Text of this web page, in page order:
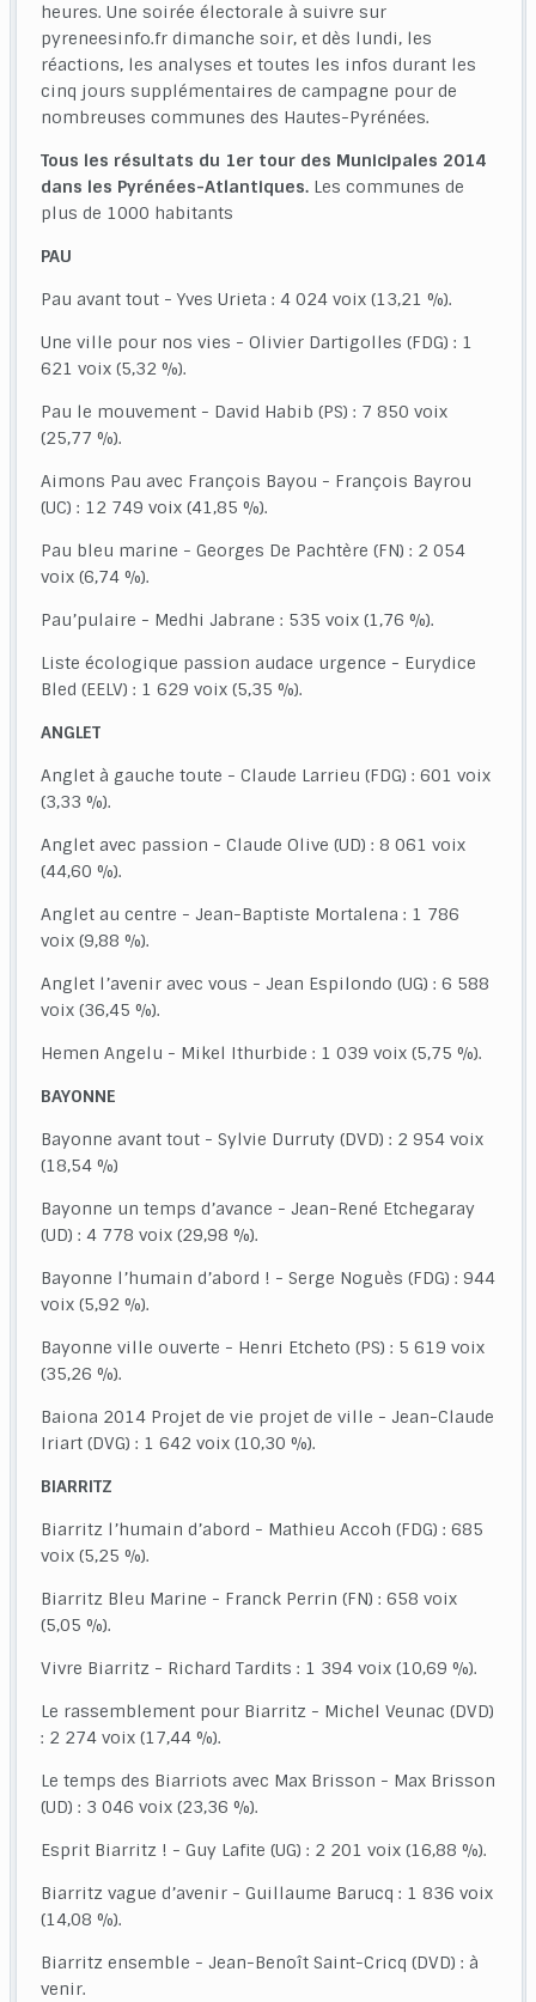
heures. Une soirée électorale à suivre sur
pyreneesinfo.fr dimanche soir, et dès lundi, les
réactions, les analyses et toutes les infos durant les
cinq jours supplémentaires de campagne pour de
nombreuses communes des Hautes-Pyrénées.
Tous les résultats du 1er tour des Municipales 2014
dans les Pyrénées-Atlantiques. Les communes de
plus de 1000 habitants
PAU
Pau avant tout - Yves Urieta : 4 024 voix (13,21 %).
Une ville pour nos vies - Olivier Dartigolles (FDG) : 1
621 voix (5,32 %).
Pau le mouvement - David Habib (PS) : 7 850 voix
(25,77 %).
Aimons Pau avec François Bayou - François Bayrou
(UC) : 12 749 voix (41,85 %).
Pau bleu marine - Georges De Pachtère (FN) : 2 054
voix (6,74 %).
Pau’pulaire - Medhi Jabrane : 535 voix (1,76 %).
Liste écologique passion audace urgence - Eurydice
Bled (EELV) : 1 629 voix (5,35 %).
ANGLET
Anglet à gauche toute - Claude Larrieu (FDG) : 601 voix
(3,33 %).
Anglet avec passion - Claude Olive (UD) : 8 061 voix
(44,60 %).
Anglet au centre - Jean-Baptiste Mortalena : 1 786
voix (9,88 %).
Anglet l’avenir avec vous - Jean Espilondo (UG) : 6 588
voix (36,45 %).
Hemen Angelu - Mikel Ithurbide : 1 039 voix (5,75 %).
BAYONNE
Bayonne avant tout - Sylvie Durruty (DVD) : 2 954 voix
(18,54 %)
Bayonne un temps d’avance - Jean-René Etchegaray
(UD) : 4 778 voix (29,98 %).
Bayonne l’humain d’abord ! - Serge Noguès (FDG) : 944
voix (5,92 %).
Bayonne ville ouverte - Henri Etcheto (PS) : 5 619 voix
(35,26 %).
Baiona 2014 Projet de vie projet de ville - Jean-Claude
Iriart (DVG) : 1 642 voix (10,30 %).
BIARRITZ
Biarritz l’humain d’abord - Mathieu Accoh (FDG) : 685
voix (5,25 %).
Biarritz Bleu Marine - Franck Perrin (FN) : 658 voix
(5,05 %).
Vivre Biarritz - Richard Tardits : 1 394 voix (10,69 %).
Le rassemblement pour Biarritz - Michel Veunac (DVD)
: 2 274 voix (17,44 %).
Le temps des Biarriots avec Max Brisson - Max Brisson
(UD) : 3 046 voix (23,36 %).
Esprit Biarritz ! - Guy Lafite (UG) : 2 201 voix (16,88 %).
Biarritz vague d’avenir - Guillaume Barucq : 1 836 voix
(14,08 %).
Biarritz ensemble - Jean-Benoît Saint-Cricq (DVD) : à
venir.